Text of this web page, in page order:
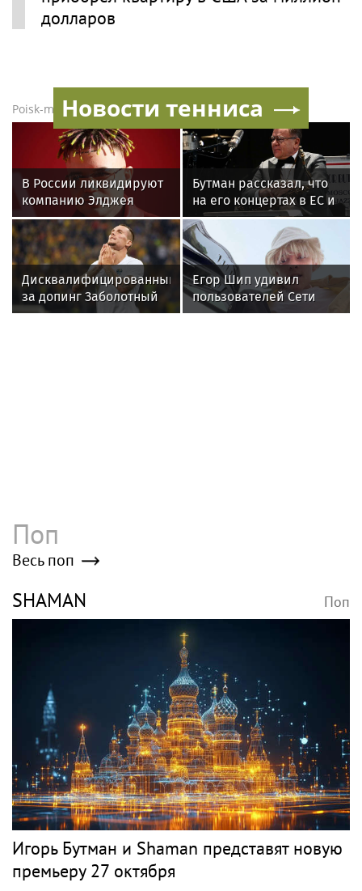
Сергей Лазарев в новостях
Продюсер Дворцов предположил, что
Лазарев оставит квартиру в Майами
Poisk-music.ru
В России ликвидируют
компанию Элджея
Бутман рассказал, что
на его концертах в ЕС и
США протестовали
проплаченные люди
Дисквалифицированный
за допинг Заболотный
подписал контракт с
клубом Басты
Егор Шип удивил
пользователей Сети
кардинальной сменой
своего имиджа
Новости тенниса